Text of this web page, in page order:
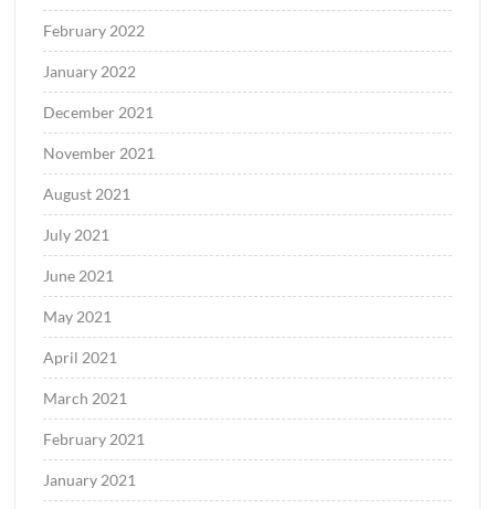
February 2022
January 2022
December 2021
November 2021
August 2021
July 2021
June 2021
May 2021
April 2021
March 2021
February 2021
January 2021